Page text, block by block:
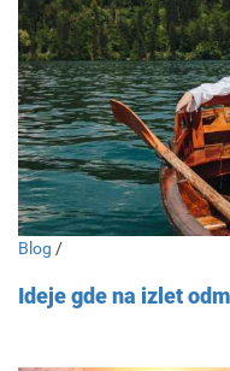
Blog /
Ideje gde na izlet